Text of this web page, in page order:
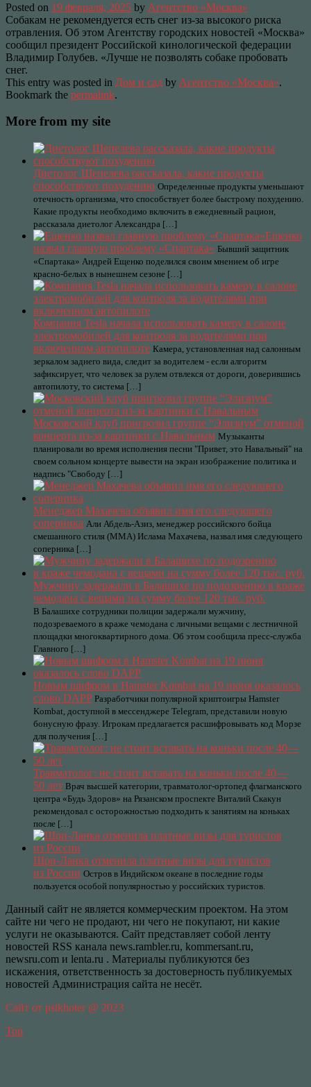
Posted on 19 февраля, 2025 by Агентство «Москва»
Собакам не рекомендуется есть снег из-за высокого риска
отравления. Об этом Агентству городских новостей «Москва»
сообщил президент Российской кинологической федерации
Владимир Голубев. «Лучше не позволять собаке пробовать
снег.
This entry was posted in Дом и сад by Агентство «Москва».
Bookmark the permalink.
More from my site
Диетолог Шепелева рассказала, какие продукты
способствуют похудению Определенные продукты уменьшают
отечность организма, что способствует более быстрому похудению.
Какие продукты необходимо включить в ежедневный рацион,
рассказала диетолог Александра […]
Ещенко
назвал главную проблему «Спартака» Бывший защитник
«Спартака» Андрей Ещенко поделился своим мнением об игре
красно-белых в нынешнем сезоне […]
Компания Tesla начала использовать камеру в салоне
электромобилей для контроля за водителями при
включенном автопилоте Камера, установленная над салонным
зеркалом заднего вида, следит за водителем - если алгоритм
зафиксирует, что человек за рулем отвлекся от дороги, доверившись
автопилоту, то система […]
Московский клуб пригрозил группе “Элизиум” отменой
концерта из-за картинки с Навальным Музыканты
планировали во время исполнения песни "Привет, это Навальный" на
своем сольном концерте вывести на экран изображение политика и
надпись "Свободу […]
Менеджер Махачева объявил имя его следующего
соперника Али Абдель-Азиз, менеджер российского бойца
смешанного стиля (ММА) Ислама Махачева, назвал имя следующего
соперника […]
Мужчину задержали в Балашихе по подозрению в краже
чемодана с вещами на сумму более 120 тыс. руб.
В Балашихе сотрудники полиции задержали мужчину,
подозреваемого в краже чемодана с личными вещами с лестничной
площадки многоквартирного дома. Об этом сообщила пресс-служба
Главного […]
Новым шифром в Hamster Kombat на 19 июня оказалось
слово DAPP Разработчики популярной криптоигры Hamster
Kombat, доступной в мессенджере Telegram, представили новую
бонусную фразу. Игрокам предлагается расшифровывать код Морзе
для получения […]
Травматолог: не стоит вставать на коньки после 40—
50 лет Врач высшей категории, травматолог-ортопед флагманского
центра «Будь Здоров» на Рязанском проспекте Виталий Скакун
рекомендовал с осторожностью подходить к занятиям на коньках
после […]
Шри-Ланка отменила платные визы для туристов
из России Остров в Индийском океане в последние годы
пользуется особой популярностью у российских туристов.
Данный сайт не является коммерческим проектом. На этом
сайте ни чего не продают, ни чего не покупают, ни какие
услуги не оказываются. Сайт представляет собой ленту
новостей RSS канала news.rambler.ru, kommersant.ru,
newsru.com и lenta.ru . Материалы публикуются без
искажения, ответственность за достоверность публикуемых
новостей Администрация сайта не несёт.
Сайт от psikhoter @ 2023
Top